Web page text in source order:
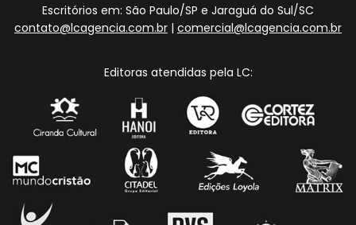
Escritórios em: São Paulo/SP e Jaraguá do Sul/SC
contato@lcagencia.com.br | comercial@lcagencia.com.br
Editoras atendidas pela LC: